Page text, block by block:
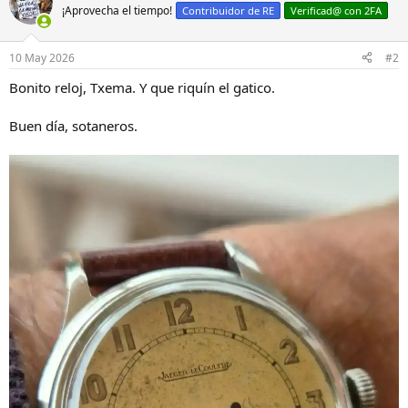
c
i
e
:
¡Aprovecha el tiempo! Contribuidor de RE Verificad@ con 2FA
10 May 2026 #2
Bonito reloj, Txema. Y que riquín el gatico.
Buen día, sotaneros.